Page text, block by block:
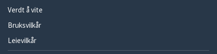
Verdt å vite
Bruksvilkår
Leievilkår